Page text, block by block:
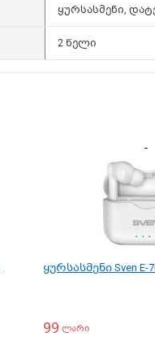
ყურსასმენი,
2 წელი
ყურსასმენი Sven E-
99 ლარი